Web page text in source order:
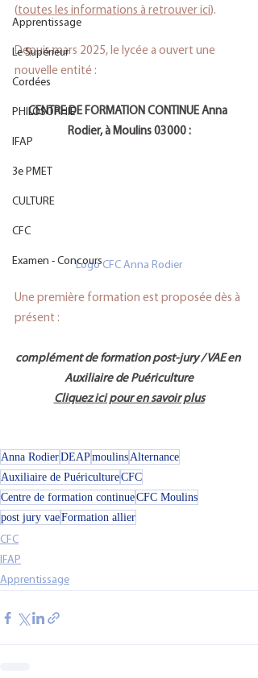
Apprentissage
Le Supérieur
Cordées
PHILOSOPHIE
IFAP
3e PMET
CULTURE
CFC
Examen - Concours
(toutes les informations à retrouver ici).
Depuis mars 2025, le lycée a ouvert une
nouvelle entité :
CENTRE DE FORMATION CONTINUE Anna
Rodier, à Moulins 03000 :
Logo CFC Anna Rodier
Une première formation est proposée dès à
présent :
complément de formation post-jury / VAE en
Auxiliaire de Puériculture
Cliquez ici pour en savoir plus
Anna RodierDEAPmoulinsAlternance
Auxiliaire de PuéricultureCFC
Centre de formation continueCFC Moulins
post jury vaeFormation allier
CFC
IFAP
Apprentissage